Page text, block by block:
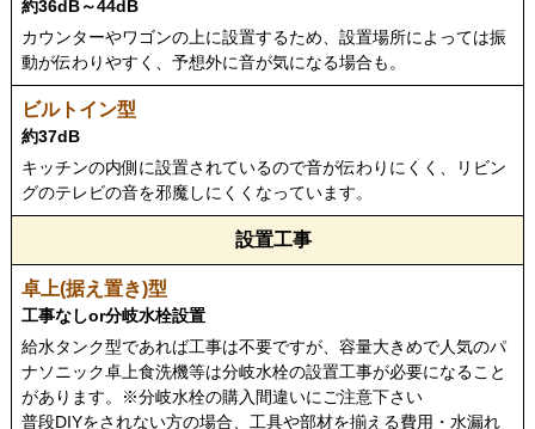
約36dB～44dB
カウンターやワゴンの上に設置するため、設置場所によっては振
動が伝わりやすく、予想外に音が気になる場合も。
約37dB
キッチンの内側に設置されているので音が伝わりにくく、リビン
グのテレビの音を邪魔しにくくなっています。
設置工事
工事なしor分岐水栓設置
給水タンク型であれば工事は不要ですが、容量大きめで人気のパ
ナソニック卓上食洗機等は分岐水栓の設置工事が必要になること
があります。※分岐水栓の購入間違いにご注意下さい
普段DIYをされない方の場合、工具や部材を揃える費用・水漏れ